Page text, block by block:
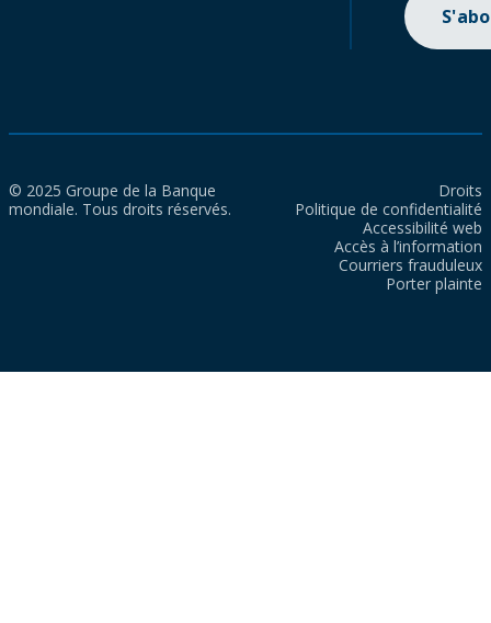
© 2025 Groupe de la Banque
mondiale. Tous droits réservés.
Droits
Politique de confidentialité
Accessibilité web
Accès à l’information
Courriers frauduleux
Porter plainte